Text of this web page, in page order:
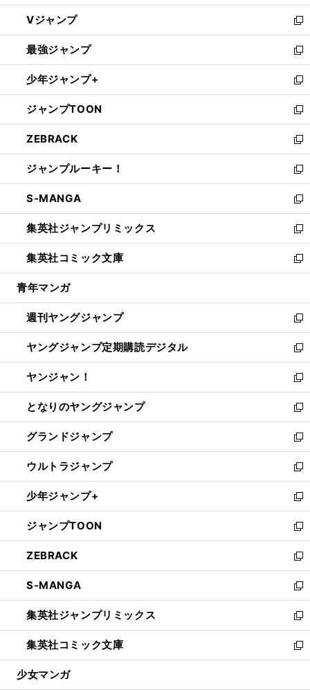
ウ
ィ
ン
ド
ウ
で
開
く
し
い
ウ
ィ
ン
ド
ウ
で
開
く
Vジャンプ
新
し
い
ウ
ィ
ン
ド
ウ
で
開
く
最強ジャンプ
新
し
い
ウ
ィ
ン
ド
ウ
で
開
く
少年ジャンプ+
新
し
い
ウ
ィ
ン
ド
ウ
で
開
く
ジャンプTOON
新
し
い
ウ
ィ
ン
ド
ウ
で
開
く
ZEBRACK
新
し
い
ウ
ィ
ン
ド
ウ
で
開
ジャンプルーキー！
新
し
い
ウ
ィ
ン
ド
ウ
開
く
S-MANGA
新
し
い
ウ
ィ
ン
ウ
で
開
く
集英社ジャンプリミックス
新
し
い
ウ
ン
ド
ウ
で
開
く
集英社コミック文庫
新
し
ウ
ィ
ン
ド
ウ
で
開
く
青年マンガ
週刊ヤングジャンプ
新
し
い
ウ
ィ
ン
ド
ウ
で
開
く
ヤングジャンプ定期購読デジタル
新
し
い
ウ
ィ
ン
ド
ウ
で
開
く
ヤンジャン！
新
し
い
ウ
ィ
ン
ド
ウ
で
開
く
となりのヤングジャンプ
新
し
い
ウ
ィ
ン
ド
ウ
で
開
く
グランドジャンプ
新
し
い
ウ
ィ
ン
ド
ウ
で
開
く
ウルトラジャンプ
新
し
い
ウ
ィ
ン
ド
ウ
で
開
く
少年ジャンプ+
新
し
い
ウ
ィ
ン
ド
ウ
で
開
く
ジャンプTOON
新
し
い
ウ
ィ
ン
ド
ウ
で
開
ZEBRACK
新
し
い
ウ
ィ
ン
ド
ウ
S-MANGA
新
し
い
ウ
ィ
ン
集英社ジャンプリミックス
新
し
い
ウ
集英社コミック文庫
新
し
少女マンガ